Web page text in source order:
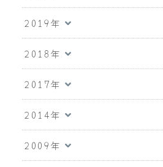
2019年
2018年
2017年
2014年
2009年